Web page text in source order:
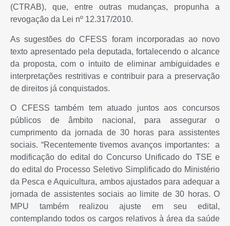
(CTRAB), que, entre outras mudanças, propunha a
revogação da Lei nº 12.317/2010.
As sugestões do CFESS foram incorporadas ao novo
texto apresentado pela deputada, fortalecendo o alcance
da proposta, com o intuito de eliminar ambiguidades e
interpretações restritivas e contribuir para a preservação
de direitos já conquistados.
O CFESS também tem atuado juntos aos concursos
públicos de âmbito nacional, para assegurar o
cumprimento da jornada de 30 horas para assistentes
sociais. “Recentemente tivemos avanços importantes: a
modificação do edital do Concurso Unificado do TSE e
do edita l do Processo Seletivo Simplificado do Ministério
da Pesca e Aquicultura, ambos ajustados para adequar a
jornada de assistentes sociais ao limite de 30 horas. O
MPU também realizou ajuste em seu edital,
contemplando todos os cargos relativos à área da saúde